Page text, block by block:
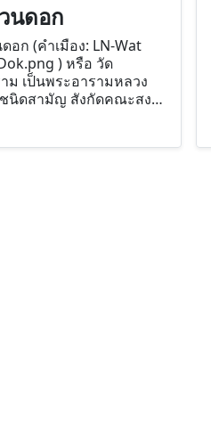
นดอก
อก (คำเมือง: LN-Wat
) หรือ วัด
ม เป็นพระอารามหลวง
นิดสามัญ สังกัดคณะสงฆ์